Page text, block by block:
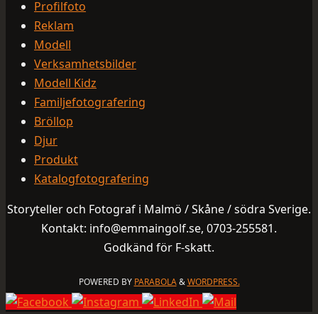
Profilfoto
Reklam
Modell
Verksamhetsbilder
Modell Kidz
Familjefotografering
Bröllop
Djur
Produkt
Katalogfotografering
Storyteller och Fotograf i Malmö / Skåne / södra Sverige.
Kontakt: info@emmaingolf.se, 0703-255581.
Godkänd för F-skatt.
POWERED BY PARABOLA&WORDPRESS.